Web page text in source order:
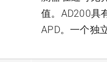
值。AD200具
APD。一个独